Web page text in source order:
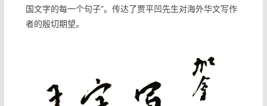
国文字的每一个句子”。传达了贾平凹先生对海外华文写作
者的殷切期望。